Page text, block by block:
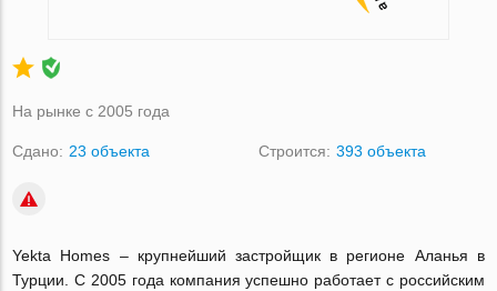
На рынке с 2005 года
Сдано: 23 объекта Строится: 393 объекта
Yekta Homes – крупнейший застройщик в регионе Аланья в
Турции. С 2005 года компания успешно работает с российским